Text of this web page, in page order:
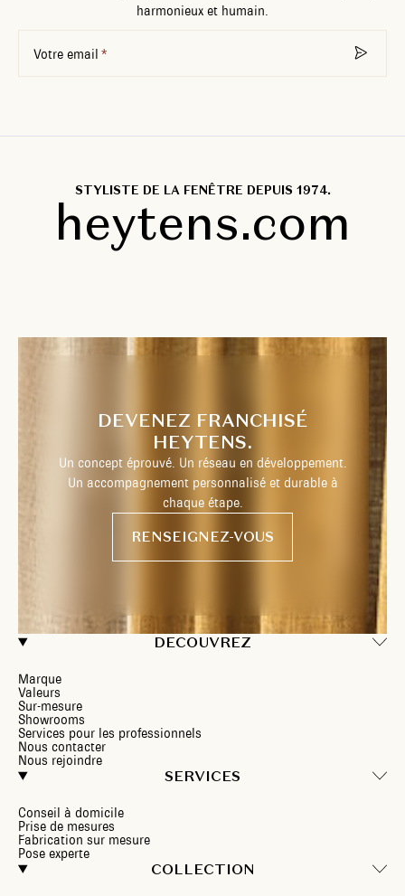
harmonieux et humain.
Votre email
STYLISTE DE LA FENÊTRE DEPUIS 1974.
heytens.com
DECOUVREZ
Marque
Valeurs
Sur-mesure
Showrooms
Services pour les professionnels
Nous contacter
Nous rejoindre
SERVICES
Conseil à domicile
Prise de mesures
Fabrication sur mesure
Pose experte
COLLECTION
DEVENEZ FRANCHISÉ
HEYTENS.
Un concept éprouvé. Un réseau en développement.
Un accompagnement personnalisé et durable à
chaque étape.
RENSEIGNEZ-VOUS